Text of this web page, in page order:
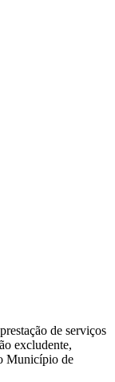
de serviços
excludente,
Município de